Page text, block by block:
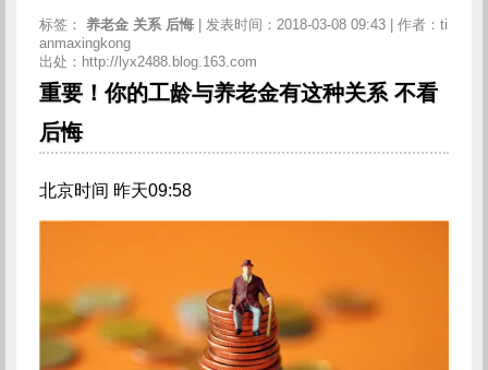
标签： 养老金 关系 后悔
| 发表时间：2018-03-08 09:43 | 作者：ti
anmaxingkong
出处：http://lyx2488.blog.163.com
重要！你的工龄与养老金有这种关系 不看
后悔
北京时间 昨天09:58